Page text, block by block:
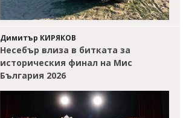
Димитър КИРЯКОВ
Несебър влиза в битката за
историческия финал на Мис
България 2026